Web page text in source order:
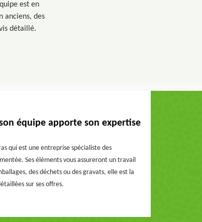
est en
anciens, des
détaillé.
équipe apporte son expertise
qui est une entreprise spécialiste des
Ses éléments vous assureront un travail
des déchets ou des gravats, elle est la
sur ses offres.